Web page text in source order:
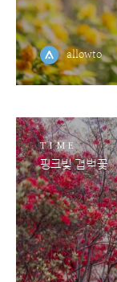
allowto
TIME
핑크빛 겹벚꽃